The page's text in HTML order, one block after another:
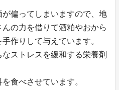
偏ってしまいますので、地
の力を借りて酒粕やおから
作りして与えています。
ストレスを緩和する栄養剤
食べさせています。